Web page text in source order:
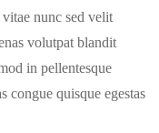
nunc sed velit
volutpat blandit
in pellentesque
congue quisque egestas